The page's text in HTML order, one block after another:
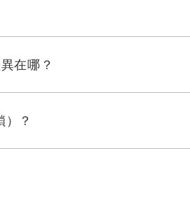
在哪？
？